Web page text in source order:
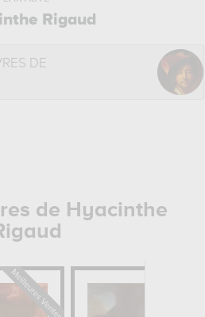
Rigaud
DE
de Hyacinthe